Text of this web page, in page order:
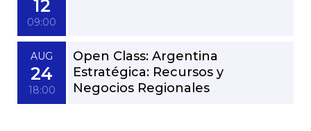
12
09:00
AUG
24
18:00
Open Class: Argentina
Estratégica: Recursos y
Negocios Regionales